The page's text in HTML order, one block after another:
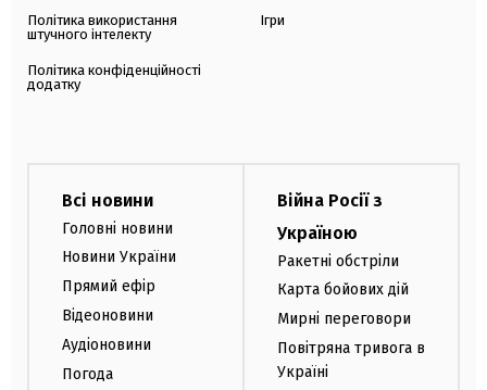
Політика використання
штучного інтелекту
Політика конфіденційності
додатку
Ігри
Всі новини
Головні новини
Новини України
Прямий ефір
Відеоновини
Аудіоновини
Погода
Війна Росії з
Україною
Ракетні обстріли
Карта бойових дій
Мирні переговори
Повітряна тривога в
Україні